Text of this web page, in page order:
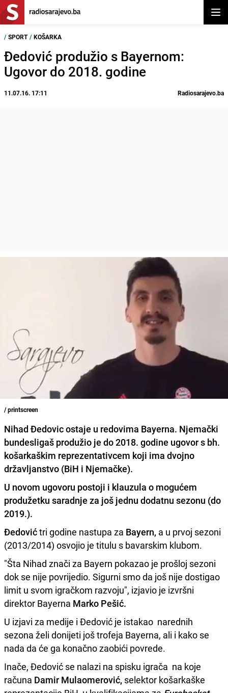
/ SPORT / KOŠARKA
Đedović produžio s Bayernom:
Ugovor do 2018. godine
11.07.16. 17:11 Radiosarajevo.ba
/ printscreen
Nihad Đedovic ostaje u redovima Bayerna. Njemački
bundesligaš produžio je do 2018. godine ugovor s bh.
košarkaškim reprezentativcem koji ima dvojno
državljanstvo (BiH i Njemačke).
U novom ugovoru postoji i klauzula o mogućem
produžetku saradnje za još jednu dodatnu sezonu (do
2019.).
Đedovićtri godine nastupa za Bayern, a u prvoj sezoni
(2013/2014) osvojio je titulu s bavarskim klubom.
"Šta Nihad znači za Bayern pokazao je prošloj sezoni
dok se nije povrijedio. Sigurni smo da još nije dostigao
limit u svom igračkom razvoju", izjavio je izvršni
direktor Bayerna Marko Pešić.
U izjavi za medije i Đedović je istakao narednih
sezona želi donijeti još trofeja Bayerna, ali i kako se
nada da će ga konačno zaobići povrede.
Inače, Đedović se nalazi na spisku igrača na koje
računa Damir Mulaomerović, selektor košarkaške